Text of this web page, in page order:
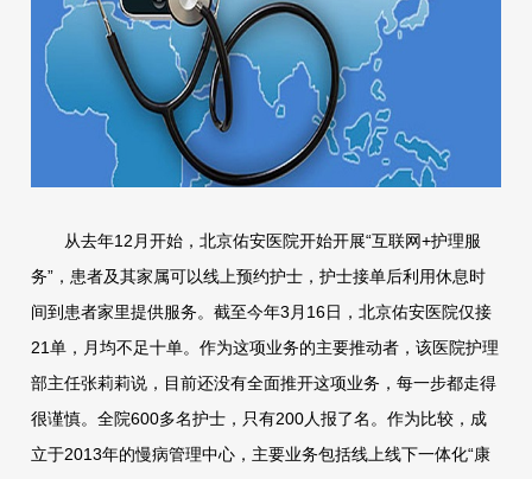
从去年12月开始，北京佑安医院开始开展“互联网+护理服
务”，患者及其家属可以线上预约护士，护士接单后利用休息时
间到患者家里提供服务。截至今年3月16日，北京佑安医院仅接
21单，月均不足十单。作为这项业务的主要推动者，该医院护理
部主任张莉莉说，目前还没有全面推开这项业务，每一步都走得
很谨慎。全院600多名护士，只有200人报了名。作为比较，成
立于2013年的慢病管理中心，主要业务包括线上线下一体化“康